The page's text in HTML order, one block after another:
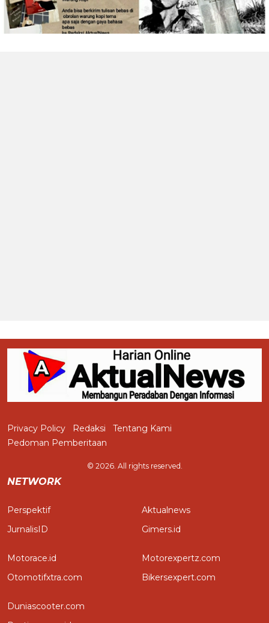
Privacy Policy Redaksi
Tentang Kami
Pedoman Pemberitaan
© 2026. All rights reserved.
NETWORK
Perspektif
JurnalisID
Aktualnews
Gimers.id
Motorace.id
Otomotifxtra.com
Motorexpertz.com
Bikersexpert.com
Duniascooter.com